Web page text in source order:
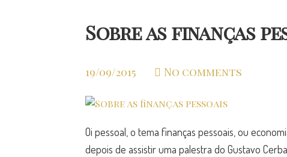
Sobre as finanças
19/09/2015 No comments
Oi pessoal, o tema finanças pessoais, ou
depois de assistir uma palestra do Gustavo